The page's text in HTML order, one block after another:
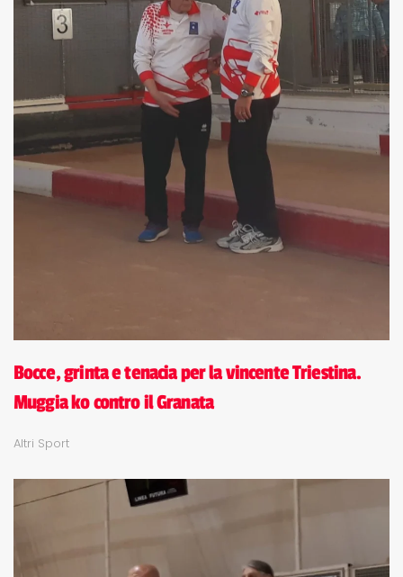
Bocce, grinta e tenacia per la vincente Triestina.
Muggia ko contro il Granata
Altri Sport